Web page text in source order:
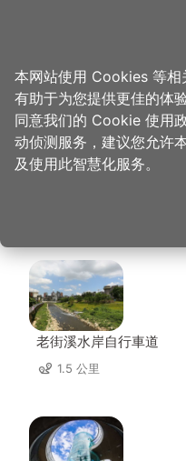
首页 > 想去的地方 > 美食、购物
巧工坊 幸
景点
老街溪水岸自行車道
1.5 公里
本网站使用 Cookies 等相
有助于为您提供更佳的体
同意我们的 Cookie 使用
动侦测服务，建议您允许
及使用此智慧化服务。